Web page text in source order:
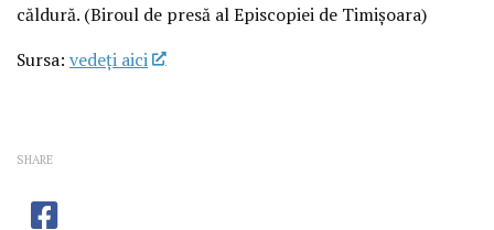
căldură. (Biroul de presă al Episcopiei de Timișoara)
Sursa: vedeţi aici
SHARE